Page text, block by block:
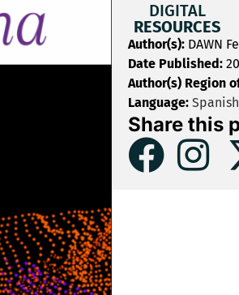
DIGITAL
RESOURCES
Author(s): DAWN
Date Published:
Author(s) Region
Language: Spanish
Share this